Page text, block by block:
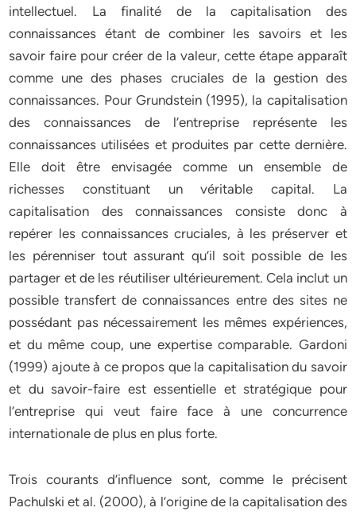
intellectuel. La finalité de la capitalisation des
connaissances étant de combiner les savoirs et les
savoir faire pour créer de la valeur, cette étape apparaît
comme une des phases cruciales de la gestion des
connaissances. Pour Grundstein (1995), la capitalisation
des connaissances de l’entreprise représente les
connaissances utilisées et produites par cette dernière.
Elle doit être envisagée comme un ensemble de
richesses constituant un véritable capital. La
capitalisation des connaissances consiste donc à
repérer les connaissances cruciales, à les préserver et
les pérenniser tout assurant qu’il soit possible de les
partager et de les réutiliser ultérieurement. Cela inclut un
possible transfert de connaissances entre des sites ne
possédant pas nécessairement les mêmes expériences,
et du même coup, une expertise comparable. Gardoni
(1999) ajoute à ce propos que la capitalisation du savoir
et du savoir-faire est essentielle et stratégique pour
l’entreprise qui veut faire face à une concurrence
internationale de plus en plus forte.
Trois courants d’influence sont, comme le précisent
Pachulski et al. (2000), à l’origine de la capitalisation des